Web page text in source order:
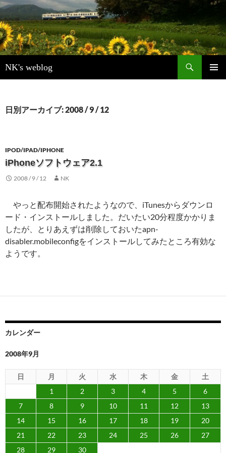
NK's weblog
索
ン
キ
ッ
日別アーカイブ: 2008 / 9 / 12
IPOD/IPAD/IPHONE
iPhoneソフトウェア2.1
2008 / 9 / 12 NK
やっと配布開始されたようなので、iTunesからダウンロ
ード・インストールしました。だいたい20分程度かかりま
したが、とりあえずは削除しておいたapn-
disabler.mobileconfigをインストールしてみたところ有効な
ようです。
カレンダー
2008年9月
日 月 火 水 木 金
土
1
2 3 4 5
6
7
8 9 10 11 12
13
14
15 16 17 18 19
20
21
22 23 24 25 26
27
28
29
30